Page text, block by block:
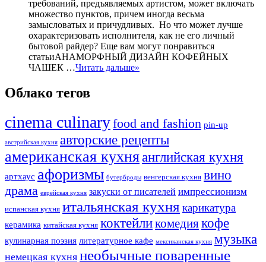
требований, предъявляемых артистом, может включать
множество пунктов, причем иногда весьма
замысловатых и причудливых. Но что может лучше
охарактеризовать исполнителя, как не его личный
бытовой райдер? Еще вам могут понравиться
статьиАНАМОРФНЫЙ ДИЗАЙН КОФЕЙНЫХ
ЧАШЕК …Читать дальше»
Облако тегов
cinema culinaryfood аnd fashion pin-up
австрийская кухня авторские рецепты
американская кухняанглийская кухня
артхаус афоризмы бутерброды венгерская кухня вино
драма еврейская кухня закуски от писателей импрессионизм
испанская кухня итальянская кухня карикатура
керамика китайская кухня коктейликомедиякофе
кулинарная поэзия литературное кафе мексиканская кухня музыка
немецкая кухня необычные поваренные